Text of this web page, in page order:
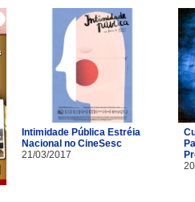
Intimidade Pública Estréia
Nacional no CineSesc
21/03/2017